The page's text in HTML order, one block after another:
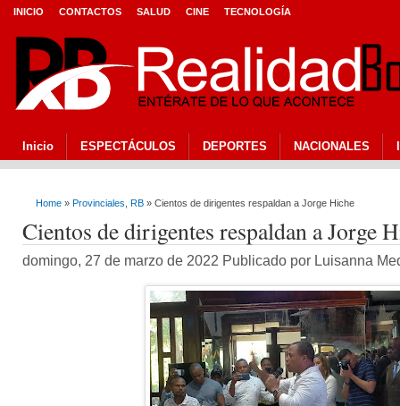
INICIO CONTACTOS SALUD CINE TECNOLOGÍA
Inicio ESPECTÁCULOS DEPORTES NACIONALES
Home » Provinciales RB » Cientos de dirigentes respaldan a Jorge Hiche
Cientos de dirigentes respaldan a Jorge
domingo, 27 de marzo de 2022 Publicado por Luisanna